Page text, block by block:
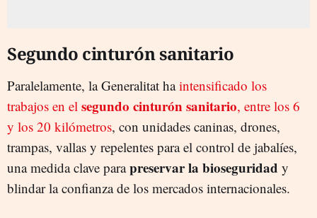
Segundo cinturón sanitario
Paralelamente, la Generalitat haintensificado los
trabajos en el segundo cinturón sanitario, entre los 6
y los 20 kilómetros, con unidades caninas, drones,
trampas, vallas y repelentes para el control de jabalíes,
una medida clave parapreservar la bioseguridad y
blindar la confianza de los mercados internacionales.